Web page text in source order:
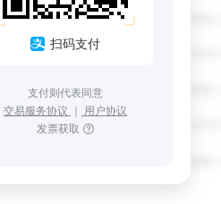
扫码支付
支付则代表同意
交易服务协议 ｜ 用户协议
发票获取